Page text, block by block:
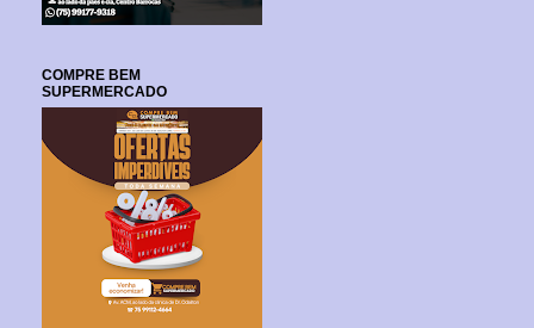
COMPRE BEM
SUPERMERCADO